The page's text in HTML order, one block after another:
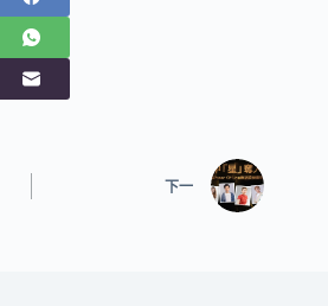
下一